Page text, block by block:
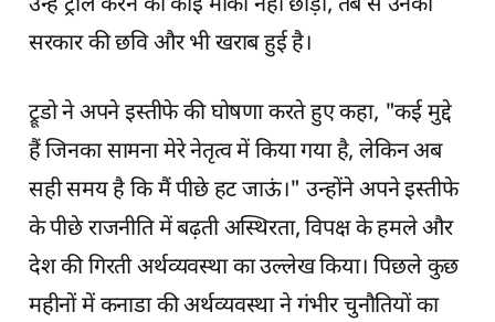
सरकार की छवि और भी खराब हुई है।
ट्रूडो ने अपने इस्तीफे की घोषणा करते हुए कहा, "कई मुद्दे
हैं जिनका सामना मेरे नेतृत्व में किया गया है, लेकिन अब
सही समय है कि मैं पीछे हट जाऊं।" उन्होंने अपने इस्तीफे
के पीछे राजनीति में बढ़ती अस्थिरता, विपक्ष के हमले और
देश की गिरती अर्थव्यवस्था का उल्लेख किया। पिछले कुछ
महीनों में कनाडा की अर्थव्यवस्था ने गंभीर चुनौतियों का